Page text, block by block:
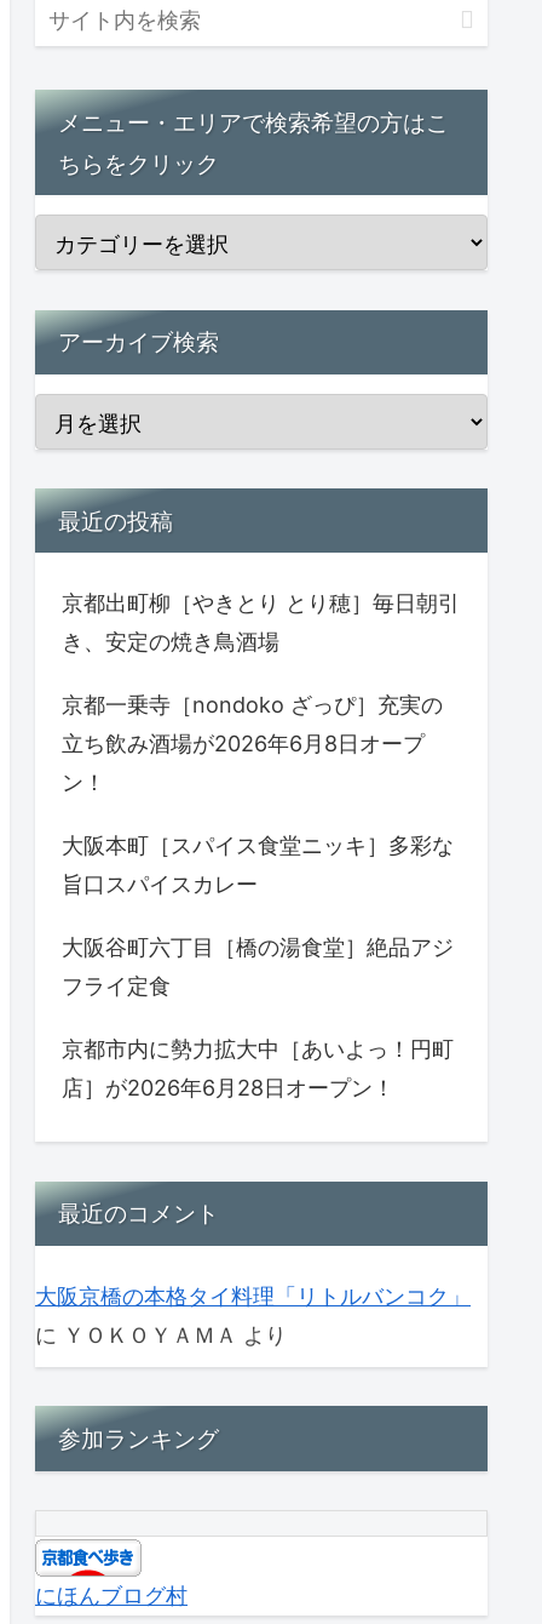
メニュー・エリアで検索希望の方はこ
ちらをクリック
アーカイブ検索
最近の投稿
京都出町柳［やきとり とり穂］毎日朝引
き、安定の焼き鳥酒場
京都一乗寺［nondoko ざっぴ］充実の
立ち飲み酒場が2026年6月8日オープ
ン！
大阪本町［スパイス食堂ニッキ］多彩な
旨口スパイスカレー
大阪谷町六丁目［橋の湯食堂］絶品アジ
フライ定食
京都市内に勢力拡大中［あいよっ！円町
店］が2026年6月28日オープン！
最近のコメント
大阪京橋の本格タイ料理「リトルバンコク」
に ＹＯＫＯＹＡＭＡ より
参加ランキング
にほんブログ村